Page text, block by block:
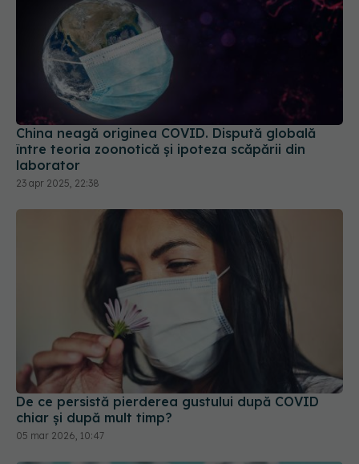
China neagă originea COVID. Dispută globală
între teoria zoonotică și ipoteza scăpării din
laborator
23 apr 2025, 22:38
De ce persistă pierderea gustului după COVID
chiar și după mult timp?
05 mar 2026, 10:47